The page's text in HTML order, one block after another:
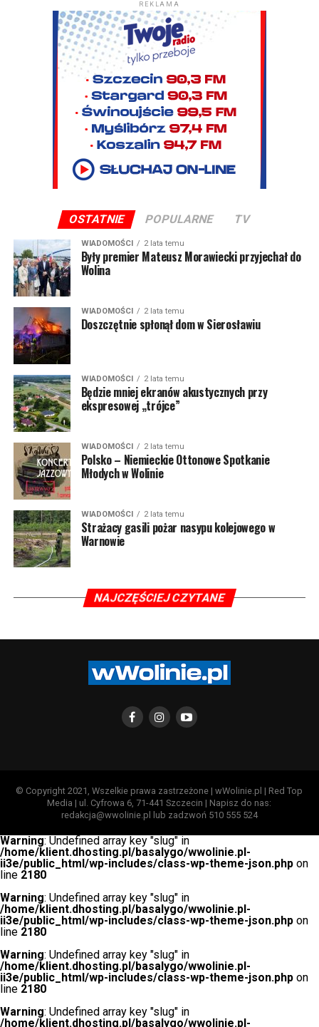
REKLAMA
OSTATNIE POPULARNE TV
WIADOMOŚCI 2 lata temu
Były premier Mateusz Morawiecki przyjechał do
Wolina
WIADOMOŚCI 2 lata temu
Doszczętnie spłonął dom w Sierosławiu
WIADOMOŚCI 2 lata temu
Będzie mniej ekranów akustycznych przy
ekspresowej „trójce”
WIADOMOŚCI 2 lata temu
Polsko – Niemieckie Ottonowe Spotkanie
Młodych w Wolinie
WIADOMOŚCI 2 lata temu
Strażacy gasili pożar nasypu kolejowego w
Warnowie
NAJCZĘŚCIEJ CZYTANE
© Copyright 2021, Wszelkie prawa zastrzeżone | wWolinie.pl | Red Top
Media | ul. Cyfrowa 6, 71-441 Szczecin | Napisz do nas:
redakcja@wwolinie.pl lub zadzwoń 510 555 524
Warning: Undefined array key "slug" in
/home/klient.dhosting.pl/basalygo/wwolinie.pl-
ii3e/public_html/wp-includes/class-wp-theme-json.php on
line 2180
Warning: Undefined array key "slug" in
/home/klient.dhosting.pl/basalygo/wwolinie.pl-
ii3e/public_html/wp-includes/class-wp-theme-json.php on
line 2180
Warning: Undefined array key "slug" in
/home/klient.dhosting.pl/basalygo/wwolinie.pl-
ii3e/public_html/wp-includes/class-wp-theme-json.php on
line 2180
Warning: Undefined array key "slug" in
/home/klient.dhosting.pl/basalygo/wwolinie.pl-